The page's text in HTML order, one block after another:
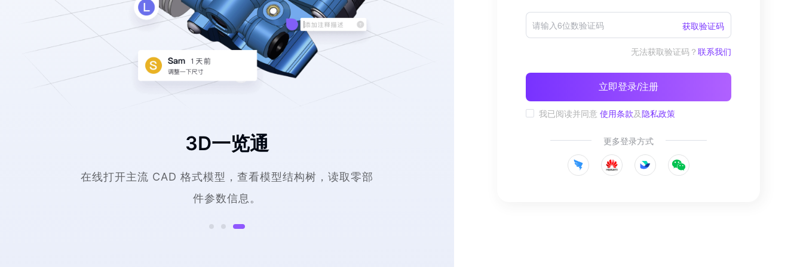
获取验证码
无法获取验证码？ 联系我们
立即登录/注册
我已阅读并同意 使用条款及隐私政策
更多登录方式
3D一览通
在线打开主流 CAD 格式模型，查看模型结构树，读取零部
件参数信息。